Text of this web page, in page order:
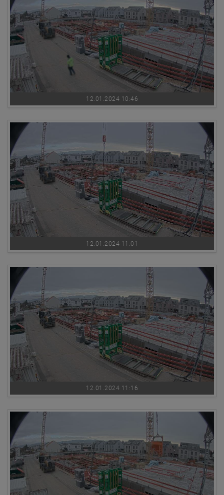
12.01.2024 10:46
12.01.2024 11:01
12.01.2024 11:16